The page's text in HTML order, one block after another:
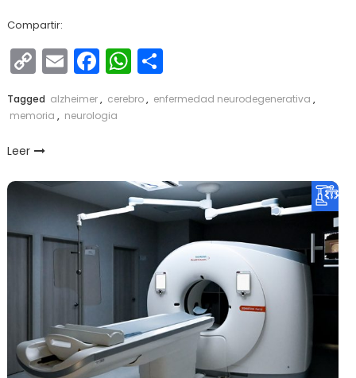
Compartir:
Copy
Link
EmailFacebook
WhatsApp
Compartir
Tagged alzheimer, cerebro, enfermedad neurodegenerativa ,
memoria , neurologia
Leer